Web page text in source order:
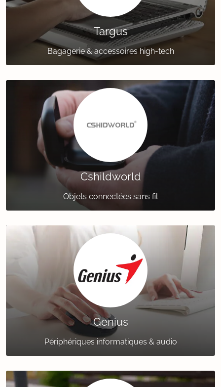
Targus
Bagagerie & accessoires high-tech
Cshildworld
Objets connectées sans fil
Genius
Périphériques informatiques & audio